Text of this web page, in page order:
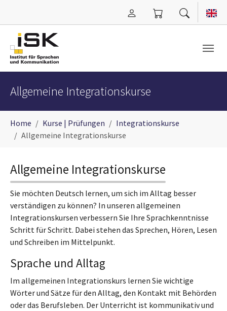
Zum Hauptinhalt springen
Allgemeine Integrationskurse
Home Kurse | Prüfungen
Integrationskurse
Allgemeine Integrationskurse
Allgemeine Integrationskurse
Sie möchten Deutsch lernen, um sich im Alltag besser
verständigen zu können? In unseren allgemeinen
Integrationskursen verbessern Sie Ihre Sprachkenntnisse
Schritt für Schritt. Dabei stehen das Sprechen, Hören, Lesen
und Schreiben im Mittelpunkt.
Sprache und Alltag
Im allgemeinen Integrationskurs lernen Sie wichtige
Wörter und Sätze für den Alltag, den Kontakt mit Behörden
oder das Berufsleben. Der Unterricht ist kommunikativ und